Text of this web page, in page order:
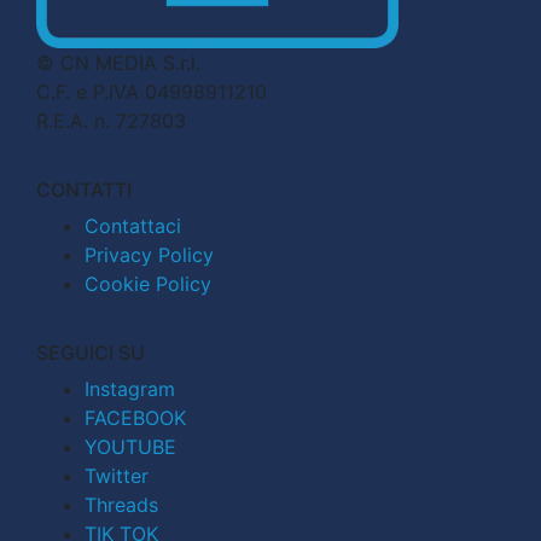
© CN MEDIA S.r.l.
C.F. e P.IVA 04998911210
R.E.A. n. 727803
CONTATTI
Contattaci
Privacy Policy
Cookie Policy
SEGUICI SU
Instagram
FACEBOOK
YOUTUBE
Twitter
Threads
TIK TOK